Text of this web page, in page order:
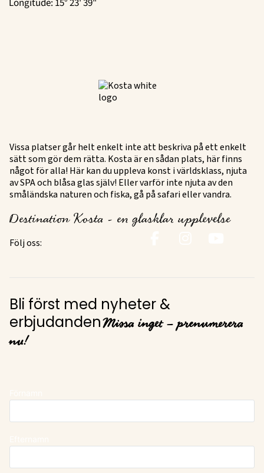
Vissa platser går helt enkelt inte att beskriva på ett enkelt
sätt som gör dem rätta. Kosta är en sådan plats, här finns
något för alla! Här kan du uppleva konst i världsklass, njuta
av SPA och blåsa glas själv! Eller varför inte njuta av den
småländska naturen och fiska, gå på safari eller vandra.
Destination Kosta - en glasklar upplevelse
Följ oss:
Bli först med nyheter &
erbjudanden Missa inget – prenumerera
nu!